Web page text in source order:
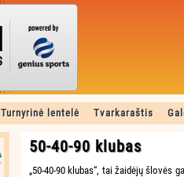
Turnyrinė lentelė Tvarkaraštis
50-40-90 klubas
„50-40-90 klubas“, tai žaidėjų šlovės